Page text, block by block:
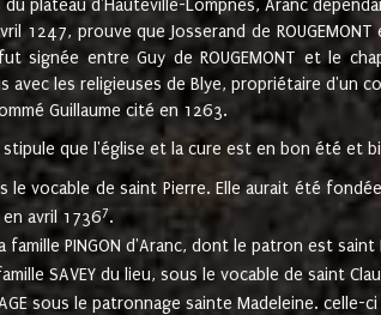
plateau d'Hauteville-Lompnes, Aranc
1247, prouve que Josserand de
signée entre Guy de ROUGEMONT et le
avec les religieuses de Blye, propriétaire d'un
Guillaume cité en 1263.
que l'église et la cure est en bon été et
vocable de saint Pierre. Elle aurait été fondée
avril 17367.
famille PINGON d'Aranc, dont le patron est saint
SAVEY du lieu, sous le vocable de saint
sous le patronnage sainte Madeleine. celle-